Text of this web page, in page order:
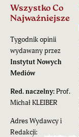
Wszystko Co
Najważniejsze
Tygodnik opinii
wydawany przez
Instytut Nowych
Mediów
Red. naczelny:Prof.
Michał KLEIBER
Adres Wydawcy i
Redakcji: